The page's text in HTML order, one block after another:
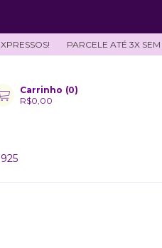
PARCELE ATÉ 3X SEM
Carrinho (0)
R$0,00